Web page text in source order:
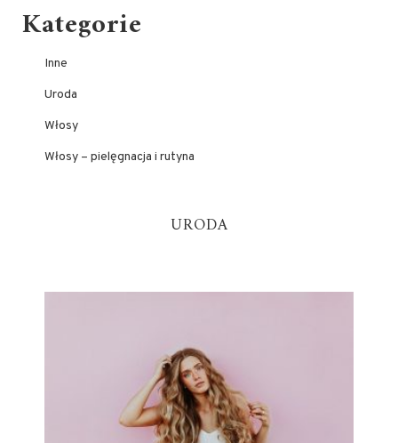
Kategorie
Inne
Uroda
Włosy
Włosy – pielęgnacja i rutyna
URODA